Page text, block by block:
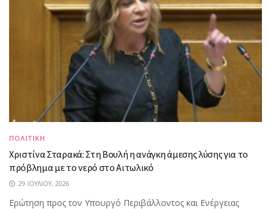
ΠΟΛΙΤΙΚΗ
Χριστίνα Σταρακά: Στη Βουλή η ανάγκη άμεσης λύσης για το
πρόβλημα με το νερό στο Αιτωλικό
29 ΙΟΥΛΊΟΥ, 2026
Ερώτηση προς τον Υπουργό Περιβάλλοντος και Ενέργειας